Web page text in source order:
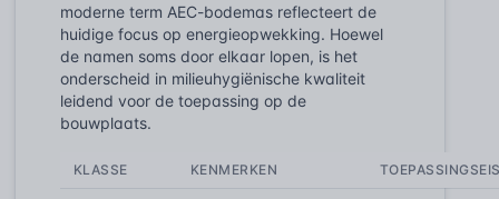
moderne term AEC-bodemas reflecteert de
huidige focus op energieopwekking. Hoewel
de namen soms door elkaar lopen, is het
onderscheid in milieuhygiënische kwaliteit
leidend voor de toepassing op de
bouwplaats.
KLASSE KENMERKEN